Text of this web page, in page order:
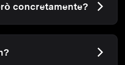
concretamente?